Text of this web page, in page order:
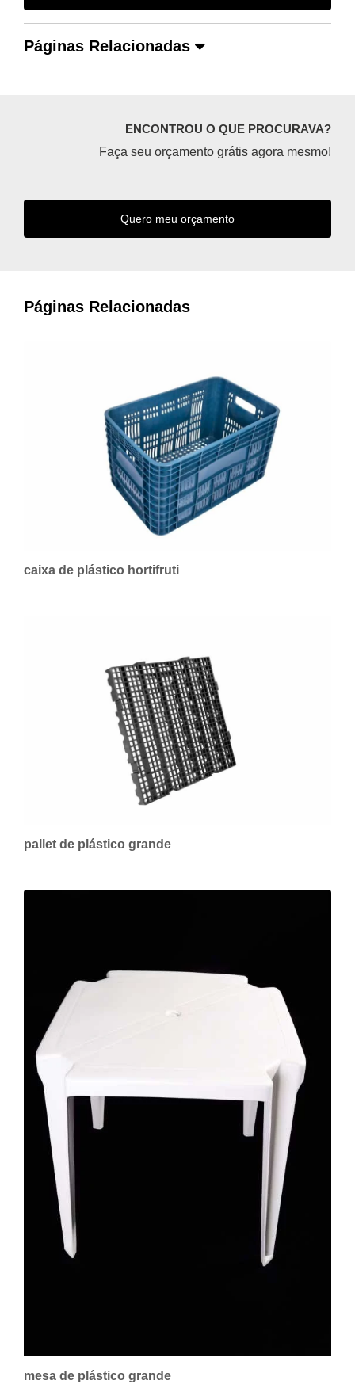
Páginas Relacionadas
ENCONTROU O QUE PROCURAVA?
Faça seu orçamento grátis agora mesmo!
Quero meu orçamento
Páginas Relacionadas
caixa de plástico hortifruti
pallet de plástico grande
mesa de plástico grande